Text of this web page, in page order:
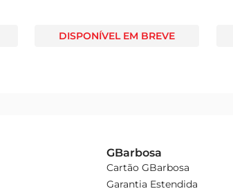
DISPONÍVEL EM BREVE
GBarbosa
Cartão GBarbosa
Garantia Estendida